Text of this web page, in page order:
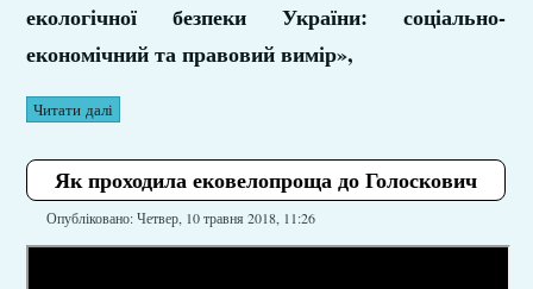
екологічної безпеки України: соціально-
економічний та правовий вимір»,
Читати далі
Як проходила ековелопроща до Голоскович
Опубліковано: Четвер, 10 травня 2018, 11:26